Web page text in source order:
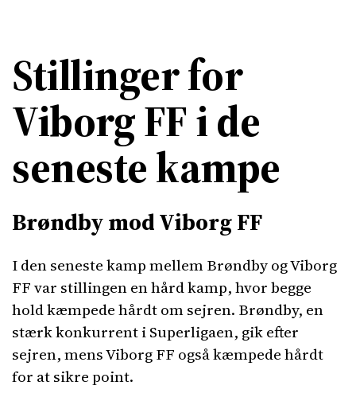
Stillinger for
Viborg FF i de
seneste kampe
Brøndby mod Viborg FF
I den seneste kamp mellem Brøndby og Viborg
FF var stillingen en hård kamp, hvor begge
hold kæmpede hårdt om sejren. Brøndby, en
stærk konkurrent i Superligaen, gik efter
sejren, mens Viborg FF også kæmpede hårdt
for at sikre point.